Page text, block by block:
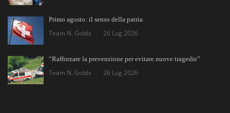
Primo agosto: il senso della patria
Team N. Gobbi 26 Lug 2026
“Rafforzare la prevenzione per evitare nuove tragedie”
Team N. Gobbi 26 Lug 2026